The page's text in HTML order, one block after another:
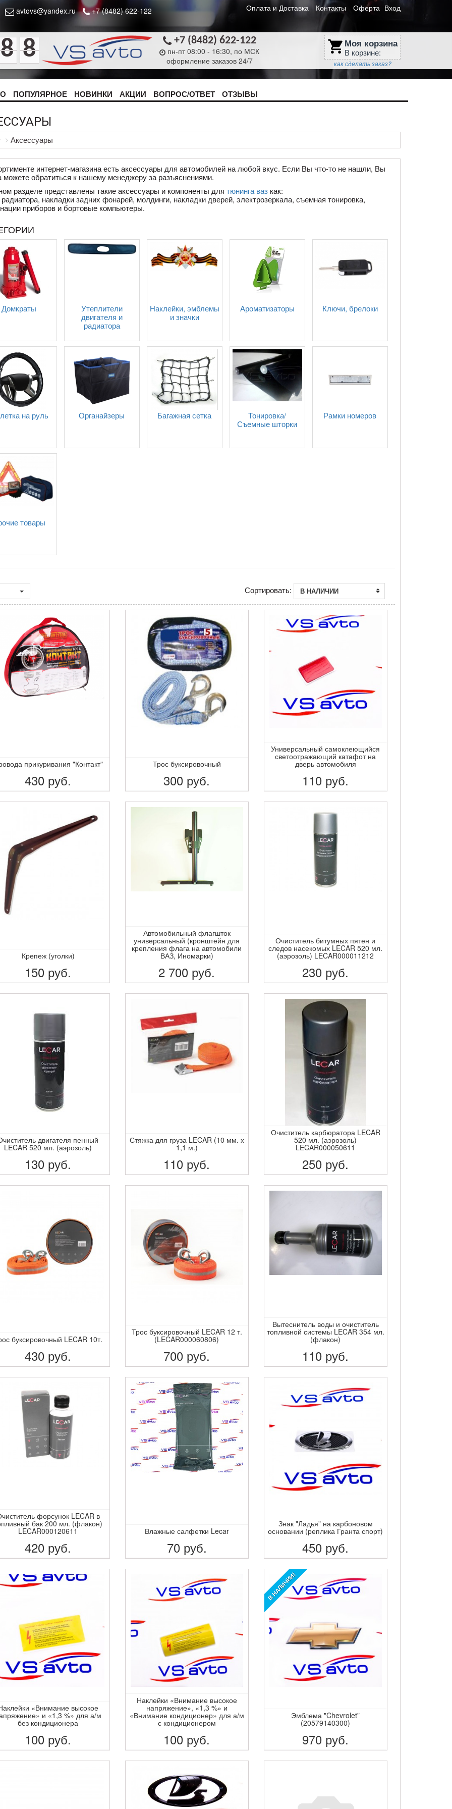
avtovs@yandex.ru +7 (8482) 622-122 Оплата и Доставка Контакты Оферта Вход
8 8 +7 (8482) 622-122
пн-пт 08:00 - 16:30, по МСК
оформление заказов 24/7
shopping_cart Моя корзина
В корзине:
как сделать заказ?
ПОПУЛЯРНОЕ НОВИНКИ АКЦИИ ВОПРОС/ОТВЕТ ОТЗЫВЫ
Аксессуары
интернет-магазина есть аксессуары для автомобилей на любой вкус. Если Вы что-то не нашли, Вы
можете обратиться к нашему менеджеру за разъяснениями.
разделе представлены такие аксессуары и компоненты для тюнинга вазкак:
накладки задних фонарей, молдинги, накладки дверей, электрозеркала, съемная тонировка,
приборов и бортовые компьютеры.
Домкраты
Утеплители
двигателя и
радиатора
Наклейки, эмблемы
и значки
Ароматизаторы Ключи, брелоки
на руль Органайзеры Багажная сетка
Тонировка/
Съемные шторки
Рамки номеров
товары
Сортировать: В НАЛИЧИИ
прикуривания "Контакт"
430 руб.
ПОДРОБНЕЕ
Трос буксировочный
300 руб.
ПОДРОБНЕЕ
Универсальный самоклеющийся
светоотражающий катафот на
дверь автомобиля
110 руб.
ПОДРОБНЕЕ
Крепеж (уголки)
150 руб.
ПОДРОБНЕЕ
Автомобильный флагшток
универсальный (кронштейн для
крепления флага на автомобили
ВАЗ, Иномарки)
2 700 руб.
ПОДРОБНЕЕ
Очиститель битумных пятен и
следов насекомых LECAR 520 мл.
(аэрозоль) LECAR000011212
230 руб.
ПОДРОБНЕЕ
двигателя пенный
LECAR 520 мл. (аэрозоль)
130 руб.
ПОДРОБНЕЕ
Стяжка для груза LECAR (10 мм. х
1,1 м.)
110 руб.
ПОДРОБНЕЕ
Очиститель карбюратора LECAR
520 мл. (аэрозоль)
LECAR000050611
250 руб.
ПОДРОБНЕЕ
буксировочный LECAR 10т.
430 руб.
ПОДРОБНЕЕ
Трос буксировочный LECAR 12 т.
(LECAR000060806)
700 руб.
ПОДРОБНЕЕ
Вытеснитель воды и очиститель
топливной системы LECAR 354 мл.
(флакон)
110 руб.
ПОДРОБНЕЕ
форсунок LECAR в
бак 200 мл. (флакон)
LECAR000120611
420 руб.
ПОДРОБНЕЕ
Влажные салфетки Lecar
70 руб.
ПОДРОБНЕЕ
Знак "Ладья" на карбоновом
основании (реплика Гранта спорт)
450 руб.
ПОДРОБНЕЕ
«Внимание высокое
и «1,3 %» для а/м
без кондиционера
100 руб.
ПОДРОБНЕЕ
Наклейки «Внимание высокое
напряжение», «1,3 %» и
«Внимание кондиционер» для а/м
с кондиционером
100 руб.
ПОДРОБНЕЕ
В НАЛИЧИИ!
Эмблема "Chevrolet"
(20579140300)
970 руб.
ПОДРОБНЕЕ